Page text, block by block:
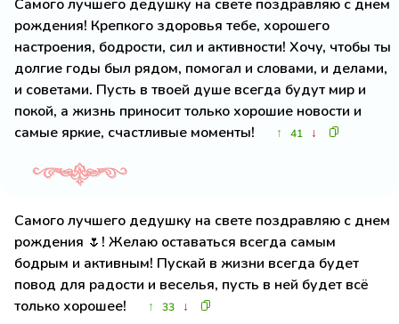
Самого лучшего дедушку на свете поздравляю с днем
рождения! Крепкого здоровья тебе, хорошего
настроения, бодрости, сил и активности! Хочу, чтобы ты
долгие годы был рядом, помогал и словами, и делами,
и советами. Пусть в твоей душе всегда будут мир и
покой, а жизнь приносит только хорошие новости и
самые яркие, счастливые моменты!
↑ 41 ↓
Самого лучшего дедушку на свете поздравляю с днем
рождения 🌷! Желаю оставаться всегда самым
бодрым и активным! Пускай в жизни всегда будет
повод для радости и веселья, пусть в ней будет всё
только хорошее!
↑ 33 ↓